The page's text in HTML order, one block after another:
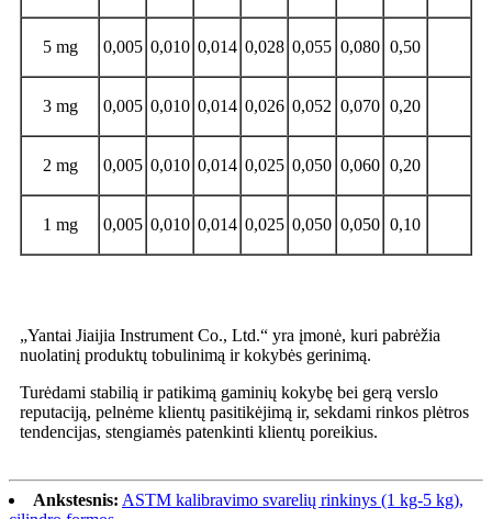
5 mg 0,005 0,010 0,014 0,028 0,055 0,080 0,50
3 mg 0,005 0,010 0,014 0,026 0,052 0,070 0,20
2 mg 0,005 0,010 0,014 0,025 0,050 0,060 0,20
1 mg 0,005 0,010 0,014 0,025 0,050 0,050 0,10
„Yantai Jiaijia Instrument Co., Ltd.“ yra įmonė, kuri pabrėžia
nuolatinį produktų tobulinimą ir kokybės gerinimą.
Turėdami stabilią ir patikimą gaminių kokybę bei gerą verslo
reputaciją, pelnėme klientų pasitikėjimą ir, sekdami rinkos plėtros
tendencijas, stengiamės patenkinti klientų poreikius.
Ankstesnis: ASTM kalibravimo svarelių rinkinys (1 kg-5 kg),